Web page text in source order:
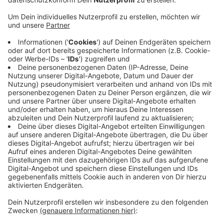
Anzeige
Demnach waren die Innenstädte bei uns etwas voller,
als an den letzten Wochenenden - trotzdem setzt der
Verband noch auf den ungebrochenen Trend zum
Last-Minute-Shoppen. Dabei gehen vor allem
Spielwaren, Schmuck, Düfte oder Elektronik über die
Ladentheke, heißt es. Auch die aktuellen 2G-Regeln
werden dabei gut angenommen, sagt der Verband.
Schönzureden sei mit all dem aber nichts: Umsätze
und Kundenfrequenz seien noch deutlich vom
Vorkrisenniveau entfernt.
Anzeige